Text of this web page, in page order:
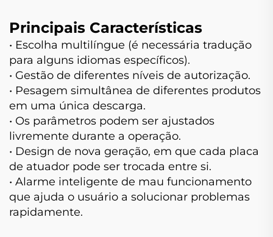
Principais Características
• Escolha multilíngue (é necessária tradução
para alguns idiomas específicos).
• Gestão de diferentes níveis de autorização.
• Pesagem simultânea de diferentes produtos
em uma única descarga.
• Os parâmetros podem ser ajustados
livremente durante a operação.
• Design de nova geração, em que cada placa
de atuador pode ser trocada entre si.
• Alarme inteligente de mau funcionamento
que ajuda o usuário a solucionar problemas
rapidamente.